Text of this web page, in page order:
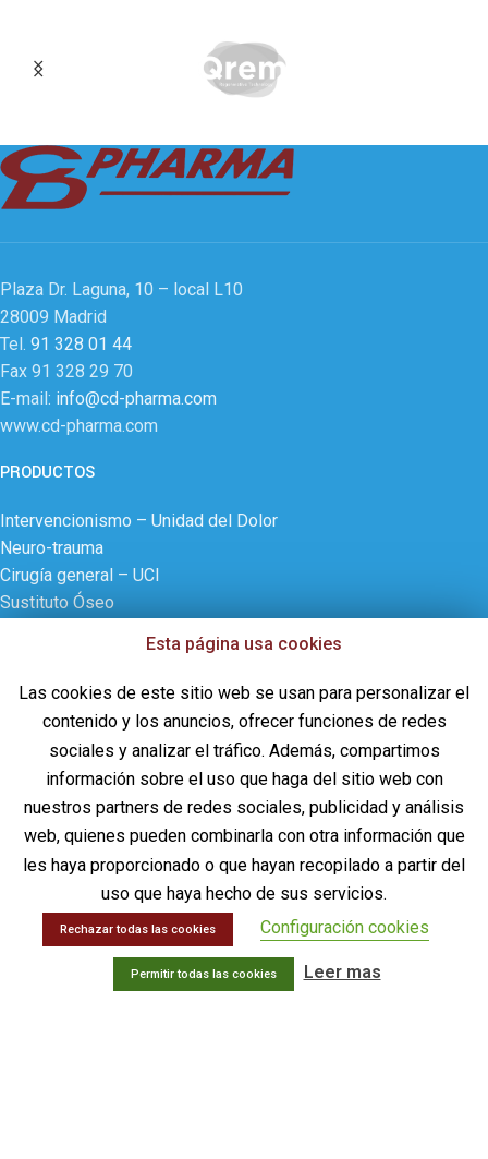
Plaza Dr. Laguna, 10 – local L10
28009 Madrid
Tel. 91 328 01 44
Fax 91 328 29 70
E-mail: info@cd-pharma.com
www.cd-pharma.com
PRODUCTOS
Intervencionismo – Unidad del Dolor
Neuro-trauma
Cirugía general – UCI
Sustituto Óseo
Aviso legal
Política de privacidad
Política de Calidad
Política de Gestión Ambiental
Política de cookies
Contactar
ÚLTIMAS NOVEDADES
¡CD PHARMA, S.A. celebra 30 años de historia!
28 de septiembre de 2024
Esta página usa cookies
Las cookies de este sitio web se usan para personalizar el
contenido y los anuncios, ofrecer funciones de redes
sociales y analizar el tráfico. Además, compartimos
información sobre el uso que haga del sitio web con
nuestros partners de redes sociales, publicidad y análisis
web, quienes pueden combinarla con otra información que
les haya proporcionado o que hayan recopilado a partir del
uso que haya hecho de sus servicios.
Rechazar todas las cookies Configuración cookies
Permitir todas las cookies Leer mas